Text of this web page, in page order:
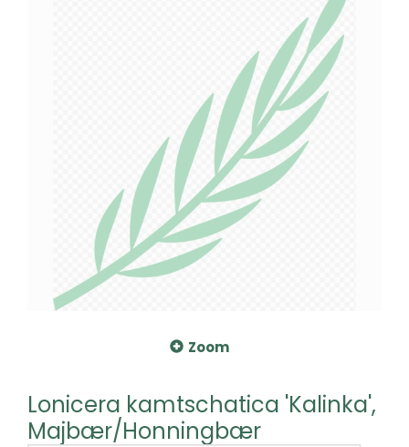
Zoom
Lonicera kamtschatica 'Kalinka',
Majbær/Honningbær